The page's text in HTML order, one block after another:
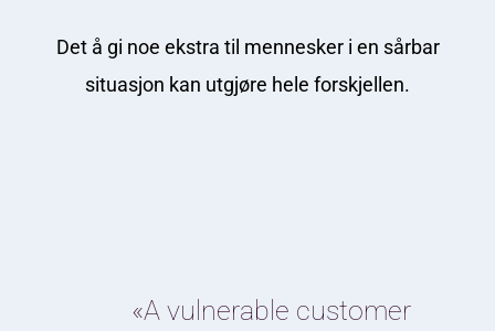
Det å gi noe ekstra til mennesker i en sårbar
situasjon kan utgjøre hele forskjellen.
«A vulnerable customer